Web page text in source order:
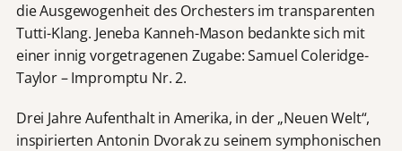
die Ausgewogenheit des Orchesters im transparenten
Tutti-Klang. Jeneba Kanneh-Mason bedankte sich mit
einer innig vorgetragenen Zugabe: Samuel Coleridge-
Taylor – Impromptu Nr. 2.
Drei Jahre Aufenthalt in Amerika, in der „Neuen Welt“,
inspirierten Antonin Dvorak zu seinem symphonischen